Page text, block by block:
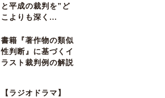
と平成の裁判を”ど
こよりも深く...
書籍『著作物の類似
性判断』に基づくイ
ラスト裁判例の解説
【ラジオドラマ】